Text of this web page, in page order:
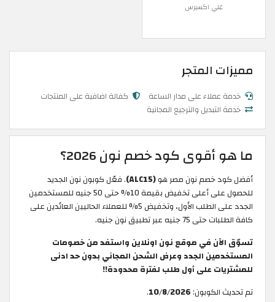
علي اكسبرس
مميزات المتجر
خدمة عملاء على مدار الساعة
كفالة اضافية على المنتجات
خدمة التبديل والترجيع المجانية
ما هو أقوى كود خصم نون 2026؟
أفضل كود خصم نون مصر هو(ALC15)
. فعّل كوبون نون الجديد
للحصول على أعلى تخفيض بقيمة 10% حتى 50 جنيه للمستخدمين
الجدد على الطلب الأول، وتخفيض 5% للعملاء الحاليين العائدين على
كافة الطلبات حتى 75 جنيه عبر تطبيق نون جنيه.
تسوّق الآن في موقع نون اونلاين واستفد من خصومات
المستخدمين الجدد وعرض الشحن المجاني بدون حد ادنى
للمشتريات على أول طلب لفترة محدودة!!
تم تحديث الكوبون:10/8/2026
.